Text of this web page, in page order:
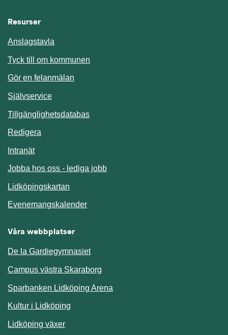
Resurser
Anslagstavla
Tyck till om kommunen
Gör en felanmälan
SjälvserviceLänk till annan webbplats.
TillgänglighetsdatabasLänk till annan webbplats.
Redigera
IntranätLänk till annan webbplats.
Jobba hos oss - lediga jobb
Lidköpingskartan
EvenemangskalenderLänk till annan webbplats.
Våra webbplatser
De la Gardiegymnasiet
Campus västra Skaraborg
Sparbanken Lidköping Arena
Kultur i Lidköping
Lidköping växer